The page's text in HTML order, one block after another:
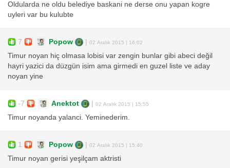
Oldularda ne oldu belediye baskani ne derse onu yapan kogre
uyleri var bu kulubte
7 Popow 02 Aralık 2015 | 16:02
Timur noyan hiç olmasa lobisi var zengin bunlar gibi abeci değil
hayri yazici da düzgün isim ama girmedi en guzel liste ve aday
noyan yine
-7 Anektot 02 Aralık 2015 | 15:55
Timur noyanda yalanci. Yeminederim.
1 Popow 02 Aralık 2015 | 15:40
Timur noyan gerisi yeşilçam aktristi